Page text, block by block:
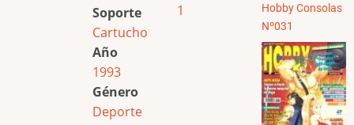
Soporte
Cartucho
Año
1993
Género
Deporte
1
Hobby Consolas
Nº031